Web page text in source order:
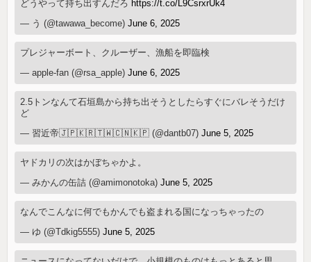
どうやって持ち出すんだろ https://t.co/L9CsrxrUk4
— う (@tawawa_become)June 6, 2025
プレジャーボート、クルーザー、漁船を即臨検
— apple-fan (@rsa_apple)June 6, 2025
2.5トンなんて石垣島から持ち出そうとしたらすぐにバレそうだけ
ど
— 習近帝🇯🇵🇰🇷🇹🇼🇨🇳🇰🇵 (@dantb07)June 5, 2025
ヤドカリの次はかぼちゃかよ。
— みかんの缶詰 (@amimonotoka)June 5, 2025
なんでこんなに何でもかんでも盗まれる国になっちゃったの
— ゆ (@Tdkig5555)June 5, 2025